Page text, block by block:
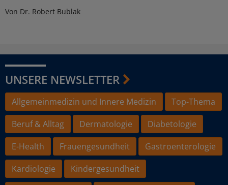
Von Dr. Robert Bublak
UNSERE NEWSLETTER
Allgemeinmedizin und Innere Medizin
Top-Thema
Beruf & Alltag
Dermatologie
Diabetologie
E-Health
Frauengesundheit
Gastroenterologie
Kardiologie
Kindergesundheit